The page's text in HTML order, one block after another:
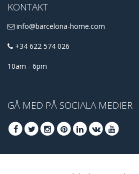
KONTAKT
info@barcelona-home.com
+34 622 574 026
10am - 6pm
GÅ MED PÅ SOCIALA MEDIER